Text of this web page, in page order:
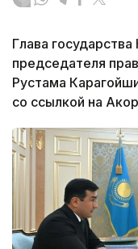
Глава
председателя
Рустама
со ссылкой на